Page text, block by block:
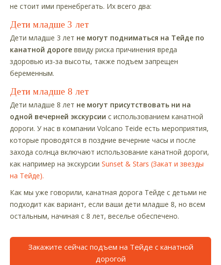
не стоит ими пренебрегать. Их всего два:
Дети младше 3 лет
Дети младше 3 лет не могут подниматься на Тейде по
канатной дороге ввиду риска причинения вреда
здоровью из-за высоты, также подъем запрещен
беременным.
Дети младше 8 лет
Дети младше 8 лет не могут присутствовать ни на
одной вечерней экскурсии с использованием канатной
дороги. У нас в компании Volcano Teide есть мероприятия,
которые проводятся в поздние вечерние часы и после
захода солнца включают использование канатной дороги,
как например на экскурсии Sunset & Stars (Закат и звезды
на Тейде).
Как мы уже говорили, канатная дорога Тейде с детьми не
подходит как вариант, если ваши дети младше 8, но всем
остальным, начиная с 8 лет, веселье обеспечено.
Закажите сейчас подъем на Тейде с канатной
дорогой